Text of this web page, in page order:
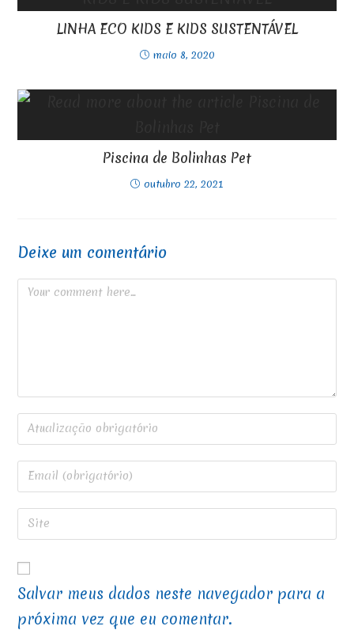
LINHA ECO KIDS E KIDS SUSTENTÁVEL
maio 8, 2020
Piscina de Bolinhas Pet
outubro 22, 2021
Deixe um comentário
Salvar meus dados neste navegador para a
próxima vez que eu comentar.